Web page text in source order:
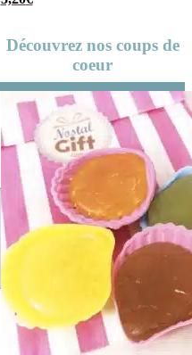
Découvrez nos coups de
coeur